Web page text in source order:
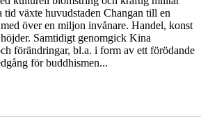
tid växte huvudstaden Changan till en
över en miljon invånare. Handel, konst
Samtidigt genomgick Kina
förändringar, bl.a. i form av ett förödande
för buddhismen...